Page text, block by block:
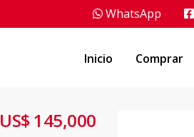
WhatsApp
Inicio Comprar
US$ 145,000